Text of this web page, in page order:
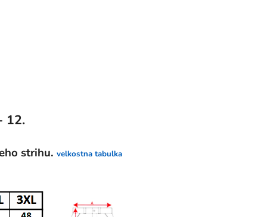
12.
strihu. velkostna tabulka